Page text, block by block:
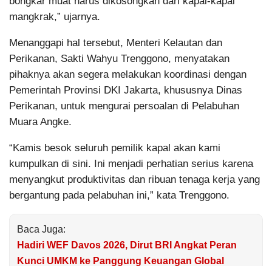
mangkrak,” ujarnya.
Menanggapi hal tersebut, Menteri Kelautan dan
Perikanan, Sakti Wahyu Trenggono, menyatakan
pihaknya akan segera melakukan koordinasi dengan
Pemerintah Provinsi DKI Jakarta, khususnya Dinas
Perikanan, untuk mengurai persoalan di Pelabuhan
Muara Angke.
“Kamis besok seluruh pemilik kapal akan kami
kumpulkan di sini. Ini menjadi perhatian serius karena
menyangkut produktivitas dan ribuan tenaga kerja yang
bergantung pada pelabuhan ini,” kata Trenggono.
Baca Juga:
Hadiri WEF Davos 2026, Dirut BRI Angkat Peran
Kunci UMKM ke Panggung Keuangan Global